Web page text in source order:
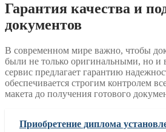
Гарантия качества и
документов
В современном мире важно, чтобы
были не только оригинальными, но и
сервис предлагает гарантию
обеспечивается строгим контролем
макета до получения готового
Приобретение диплома